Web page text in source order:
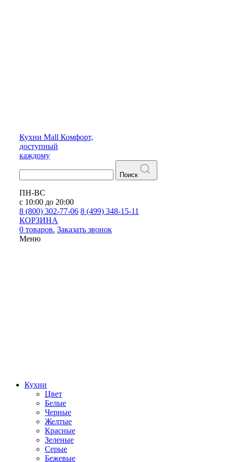
Кухни Mall Комфорт,
доступный
каждому
Поиск
ПН-ВС
с 10:00 до 20:00
8 (800) 302-77-06 8 (499) 348-15-11
КОРЗИНА
0 товаров. Заказать звонок
Меню
Кухни
Цвет
Белые
Черные
Желтые
Красные
Зеленые
Серые
Бежевые